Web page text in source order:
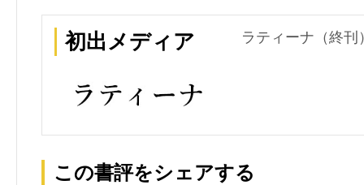
初出メディア ラティーナ（終刊
この書評をシェアする